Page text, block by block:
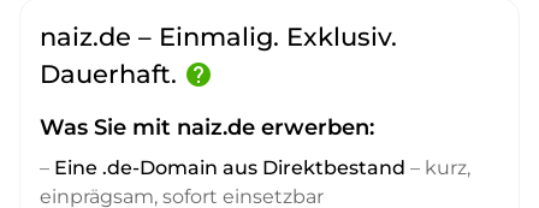
naiz.de – Einmalig. Exklusiv.
Dauerhaft. help
Was Sie mit naiz.de erwerben:
– Eine .de-Domain aus Direktbestand – kurz,
einprägsam, sofort einsetzbar